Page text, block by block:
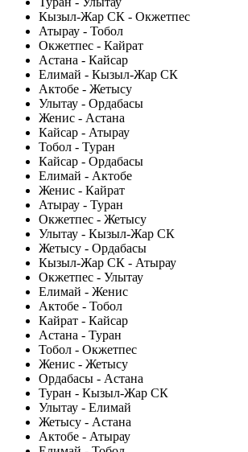
Кызыл-Жар СК - Окжетпес
Атырау - Тобол
Окжетпес - Кайрат
Астана - Кайсар
Елимай - Кызыл-Жар СК
Актобе - Жетысу
Улытау - Ордабасы
Женис - Астана
Кайсар - Атырау
Тобол - Туран
Кайсар - Ордабасы
Елимай - Актобе
Женис - Кайрат
Атырау - Туран
Окжетпес - Жетысу
Улытау - Кызыл-Жар СК
Жетысу - Ордабасы
Кызыл-Жар СК - Атырау
Окжетпес - Улытау
Елимай - Женис
Актобе - Тобол
Кайрат - Кайсар
Астана - Туран
Тобол - Окжетпес
Женис - Жетысу
Ордабасы - Астана
Туран - Кызыл-Жар СК
Улытау - Елимай
Жетысу - Астана
Актобе - Атырау